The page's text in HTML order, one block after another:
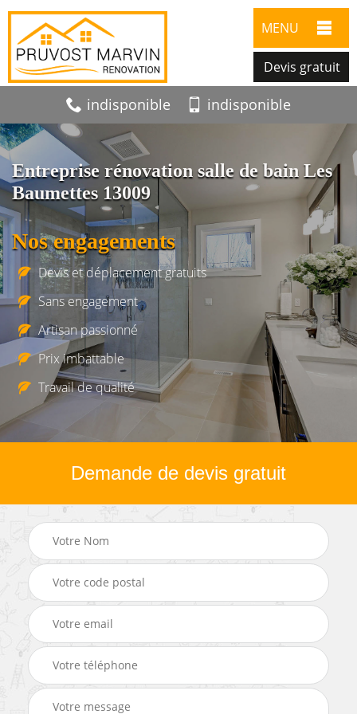
MENU
Devis gratuit
indisponible indisponible
Entreprise rénovation salle de bain Les
Baumettes 13009
Nos engagements
Devis et déplacement gratuits
Sans engagement
Artisan passionné
Prix imbattable
Travail de qualité
Demande de devis gratuit